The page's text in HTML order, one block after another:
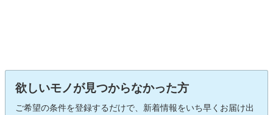
欲しいモノが見つからなかった方
ご希望の条件を登録するだけで、新着情報をいち早くお届け出